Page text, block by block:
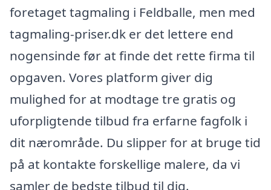
foretaget tagmaling i Feldballe, men med
tagmaling-priser.dk er det lettere end
nogensinde før at finde det rette firma til
opgaven. Vores platform giver dig
mulighed for at modtage tre gratis og
uforpligtende tilbud fra erfarne fagfolk i
dit nærområde. Du slipper for at bruge tid
på at kontakte forskellige malere, da vi
samler de bedste tilbud til dig.